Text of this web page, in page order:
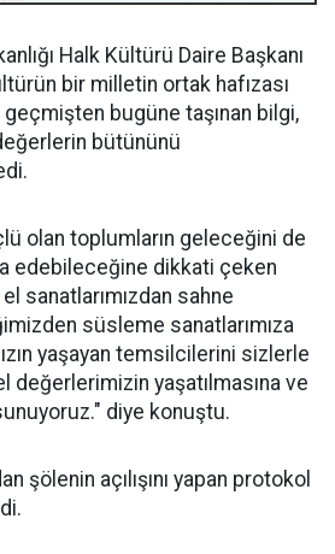
Halk Kültürü Daire Başkanı
bir milletin ortak hafızası
bugüne taşınan bilgi,
bütününü
olan toplumların geleceğini de
edebileceğine dikkati çeken
sanatlarımızdan sahne
süsleme sanatlarımıza
yaşayan temsilcilerini sizlerle
değerlerimizin yaşatılmasına ve
diye konuştu.
şölenin açılışını yapan protokol